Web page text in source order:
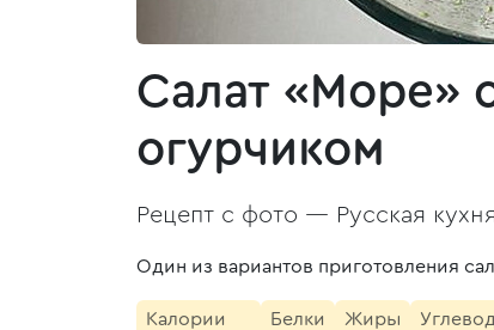
Салат «Море»
огурчиком
Рецепт с фото — Русская
Один из вариантов приготовления
Калории
Белки
Жиры